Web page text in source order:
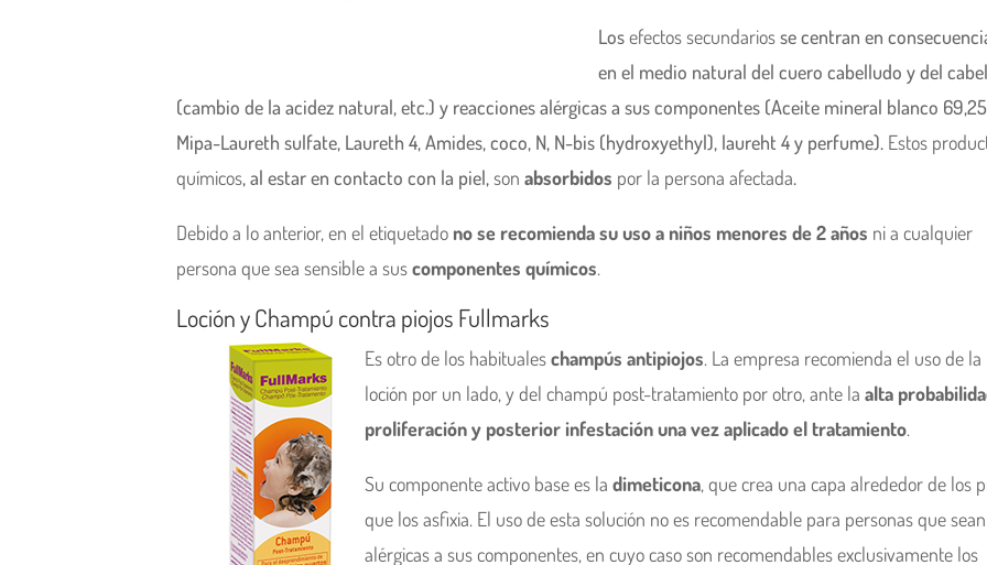
Losefectos secundariosse centran en
en el medio natural del cuero cabelludo y del
(cambio de la acidez natural, etc.) y reacciones alérgicas a sus componentes (Aceite mineral blanco
Mipa-Laureth sulfate, Laureth 4, Amides, coco, N, N-bis (hydroxyethyl), laureht 4 y perfume). Estos
químicos, al estar en contacto con la piel,son absorbidos por la persona afectada.
Debido a lo anterior, en el etiquetado no se recomienda su uso a niños menores de 2 años ni a cualquier
persona que sea sensible a suscomponentes químicos.
Loción y Champú contra piojos Fullmarks
Es otro de los habitualeschampús antipiojos. La empresa recomienda el uso de la
loción por un lado, y del champú post-tratamiento por otro, ante la alta
proliferación y posterior infestación una vez aplicado el tratamiento.
Su componente activo base es la dimeticona, que crea una capa alrededor de los
que los asfixia. El uso de esta solución no es recomendable para personas que sean
alérgicas a sus componentes, en cuyo caso son recomendables exclusivamente los